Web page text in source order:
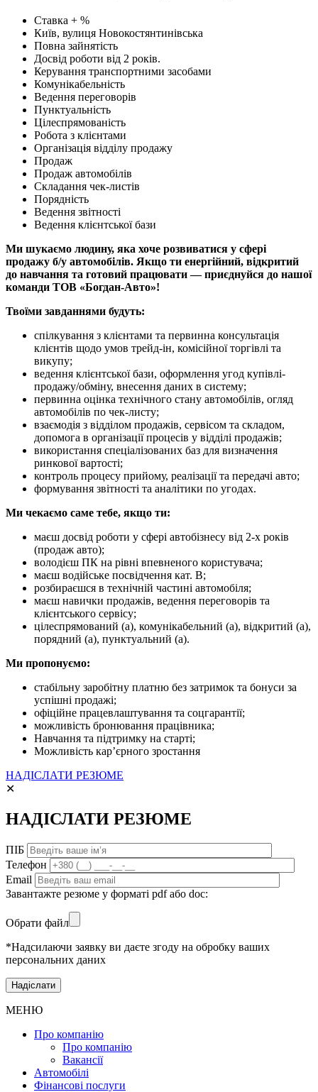
Ставка + %
Київ, вулиця Новокостянтинівська
Повна зайнятість
Досвід роботи від 2 років.
Керування транспортними засобами
Комунікабельність
Ведення переговорів
Пунктуальність
Цілеспрямованість
Робота з клієнтами
Організація відділу продажу
Продаж
Продаж автомобілів
Складання чек-листів
Порядність
Ведення звітності
Ведення клієнтської бази
Ми шукаємо людину, яка хоче розвиватися у сфері
продажу б/у автомобілів. Якщо ти енергійний, відкритий
до навчання та готовий працювати — приєднуйся до нашої
команди ТОВ «Богдан-Авто»!
Твоїми завданнями будуть:
спілкування з клієнтами та первинна консультація
клієнтів щодо умов трейд-ін, комісійної торгівлі та
викупу;
ведення клієнтської бази, оформлення угод купівлі-
продажу/обміну, внесення даних в систему;
первинна оцінка технічного стану автомобілів, огляд
автомобілів по чек-листу;
взаємодія з відділом продажів, сервісом та складом,
допомога в організації процесів у відділі продажів;
використання спеціалізованих баз для визначення
ринкової вартості;
контроль процесу прийому, реалізації та передачі авто;
формування звітності та аналітики по угодах.
Ми чекаємо саме тебе, якщо ти:
маєш досвід роботи у сфері автобізнесу від 2-х років
(продаж авто);
володієш ПК на рівні впевненого користувача;
маєш водійське посвідчення кат. В;
розбираєшся в технічній частині автомобіля;
маєш навички продажів, ведення переговорів та
клієнтського сервісу;
цілеспрямований (а), комунікабельний (а), відкритий (а),
порядний (а), пунктуальний (а).
Ми пропонуємо:
стабільну заробітну платню без затримок та бонуси за
успішні продажі;
офіційне працевлаштування та соцгарантії;
можливість бронювання працівника;
Навчання та підтримку на старті;
Можливість кар’єрного зростання
НАДІСЛАТИ РЕЗЮМЕ
✕
НАДІСЛАТИ РЕЗЮМЕ
ПІБ
Телефон
Email
Завантажте резюме у форматі pdf або doc:
Обрати файл
*Надсилаючи заявку ви даєте згоду на обробку ваших
персональних даних
МЕНЮ
Про компанію
Про компанію
Вакансії
Автомобілі
Фінансові послуги